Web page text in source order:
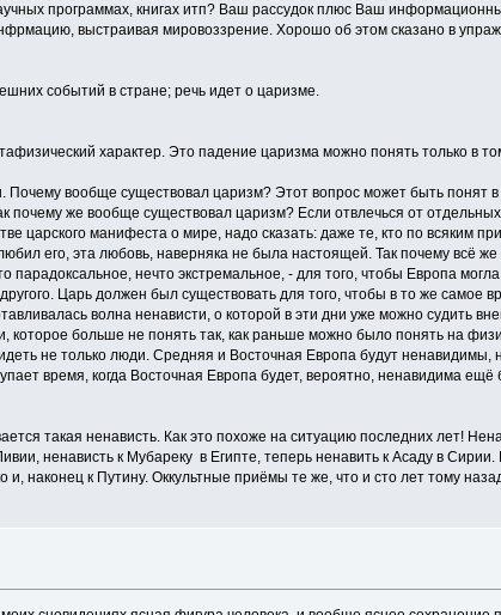
программах, книгах итп? Ваш рассудок плюс Ваш
выстраивая мировоззрение. Хорошо об этом сказано в
событий в стране; речь идет о царизме.
характер. Это падение царизма можно понять только в
вообще существовал царизм? Этот вопрос может быть понят
же вообще существовал царизм? Если отвлечься от
царского манифеста о мире, надо сказать: даже те, кто по всяким
его, эта любовь, наверняка не была настоящей. Так почему всё
парадоксальное, нечто экстремальное, - для того, чтобы Европа
Царь должен был существовать для того, чтобы в то же самое
волна ненависти, о которой в эти дни уже можно судить
которое больше не понять так, как раньше можно было понять на
не только люди. Средняя и Восточная Европа будут ненавидимы,
время, когда Восточная Европа будет, вероятно, ненавидима
такая ненависть. Как это похоже на ситуацию последних лет!
ненависть к Мубареку в Египте, теперь ненавить к Асаду в
наконец к Путину. Оккультные приёмы те же, что и сто лет тому